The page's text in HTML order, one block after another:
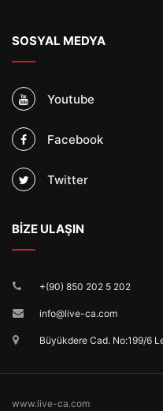
SOSYAL MEDYA
Youtube
Facebook
Twitter
BİZE ULAŞIN
+(90) 850 202 5 202
info@live-ca.com
Büyükdere Cad. No:199/6
www.live-ca.com